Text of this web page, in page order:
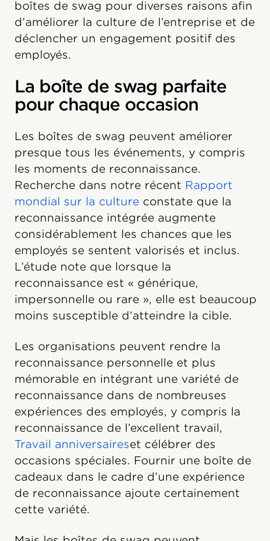
boîtes de swag pour diverses raisons afin
d’améliorer la culture de l’entreprise et de
déclencher un engagement positif des
employés.
La boîte de swag parfaite
pour chaque occasion
Les boîtes de swag peuvent améliorer
presque tous les événements, y compris
les moments de reconnaissance.
Recherche dans notre récent Rapport
mondial sur la culture constate que la
reconnaissance intégrée augmente
considérablement les chances que les
employés se sentent valorisés et inclus.
L’étude note que lorsque la
reconnaissance est « générique,
impersonnelle ou rare », elle est beaucoup
moins susceptible d’atteindre la cible.
Les organisations peuvent rendre la
reconnaissance personnelle et plus
mémorable en intégrant une variété de
reconnaissance dans de nombreuses
expériences des employés, y compris la
reconnaissance de l’excellent travail,
Travail anniversaireset célébrer des
occasions spéciales. Fournir une boîte de
cadeaux dans le cadre d’une expérience
de reconnaissance ajoute certainement
cette variété.